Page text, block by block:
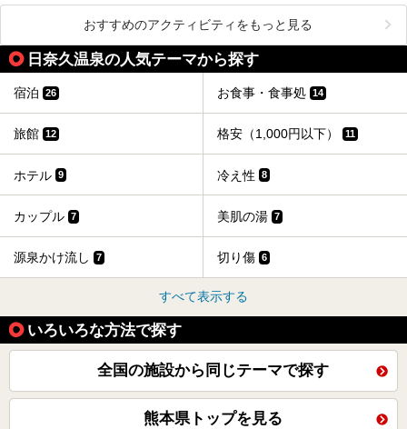
おすすめのアクティビティをもっと見る
日奈久温泉の人気テーマから探す
宿泊 26 お食事・食事処 14
旅館 12 格安（1,000円以下） 11
ホテル 9 冷え性 8
カップル 7 美肌の湯 7
源泉かけ流し 7 切り傷 6
すべて表示する
いろいろな方法で探す
全国の施設から同じテーマで探す
熊本県トップを見る